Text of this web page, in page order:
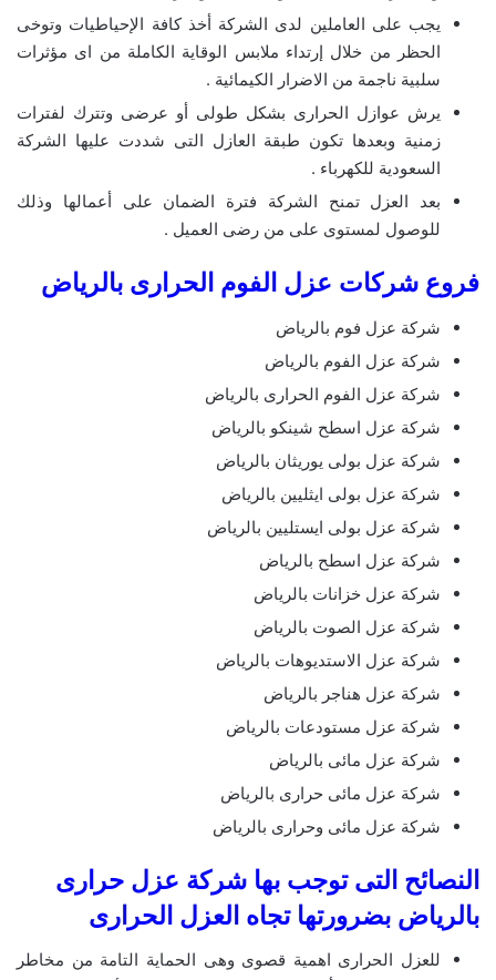
يجب على العاملين لدى الشركة أخذ كافة الإحياطيات وتوخى
الحظر من خلال إرتداء ملابس الوقاية الكاملة من اى مؤثرات
سلبية ناجمة من الاضرار الكيمائية .
يرش عوازل الحرارى بشكل طولى أو عرضى وتترك لفترات
زمنية وبعدها تكون طبقة العازل التى شددت عليها الشركة
السعودية للكهرباء .
بعد العزل تمنح الشركة فترة الضمان على أعمالها وذلك
للوصول لمستوى على من رضى العميل .
فروع شركات عزل الفوم الحرارى بالرياض
شركة عزل فوم بالرياض
شركة عزل الفوم بالرياض
شركة عزل الفوم الحرارى بالرياض
شركة عزل اسطح شينكو بالرياض
شركة عزل بولى يوريثان بالرياض
شركة عزل بولى ايثليين بالرياض
شركة عزل بولى ايستليين بالرياض
شركة عزل اسطح بالرياض
شركة عزل خزانات بالرياض
شركة عزل الصوت بالرياض
شركة عزل الاستديوهات بالرياض
شركة عزل هناجر بالرياض
شركة عزل مستودعات بالرياض
شركة عزل مائى بالرياض
شركة عزل مائى حرارى بالرياض
شركة عزل مائى وحرارى بالرياض
النصائح التى توجب بها شركة عزل حرارى
بالرياض بضرورتها تجاه العزل الحرارى
للعزل الحرارى اهمية قصوى وهى الحماية التامة من مخاطر